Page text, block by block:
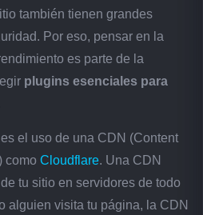
también tienen grandes
Por eso, pensar en la
es parte de la
plugins esenciales para
el uso de una CDN (Content
como Cloudflare. Una CDN
tu sitio en servidores de todo
alguien visita tu página, la CDN